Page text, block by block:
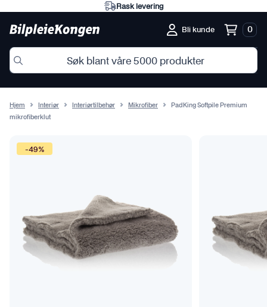
Eksperter på norske forhold
Bli kunde 0
Hjem Interiør Interiørtilbehør Mikrofiber
PadKing Softpile Premium
mikrofiberklut
-49%